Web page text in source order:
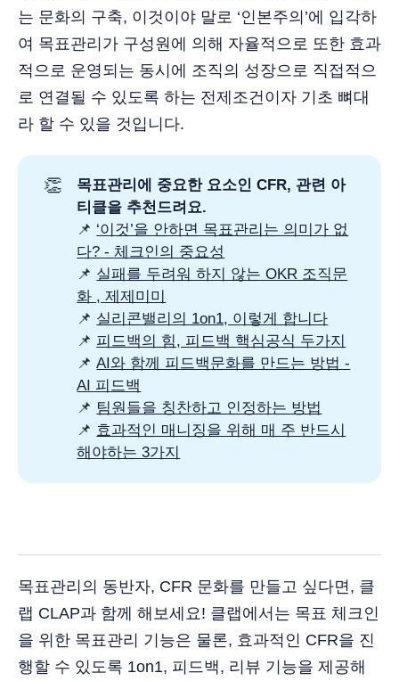
는 문화의 구축, 이것이야 말로 ‘인본주의’에 입각하
여 목표관리가 구성원에 의해 자율적으로 또한 효과
적으로 운영되는 동시에 조직의 성장으로 직접적으
로 연결될 수 있도록 하는 전제조건이자 기초 뼈대
라 할 수 있을 것입니다.
👏
목표관리에 중요한 요소인 CFR, 관련 아
티클을 추천드려요.
📌 ‘이것’을 안하면 목표관리는 의미가 없
다? - 체크인의 중요성
📌 실패를 두려워 하지 않는 OKR 조직문
화 , 제제미미
📌 실리콘밸리의 1on1, 이렇게 합니다
📌 피드백의 힘, 피드백 핵심공식 두가지
📌AI와 함께 피드백문화를 만드는 방법 -
AI 피드백
📌 팀원들을 칭찬하고 인정하는 방법
📌 효과적인 매니징을 위해 매 주 반드시
해야하는 3가지
목표관리의 동반자, CFR 문화를 만들고 싶다면, 클
랩 CLAP과 함께 해보세요! 클랩에서는 목표 체크인
을 위한 목표관리 기능은 물론, 효과적인 CFR을 진
행할 수 있도록 1on1, 피드백, 리뷰 기능을 제공해